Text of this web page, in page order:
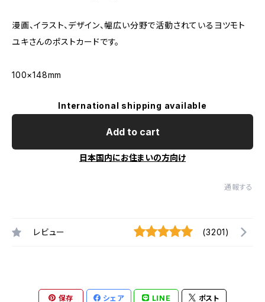
漫画、イラスト、デザイン、幅広い分野で活動されているヨツモト
ユキさんのポストカードです。
100×148mm
International shipping available
Add to cart
日本国内にお住まいの方向け
通報する
レビュー (3201)
保存 シェア LINE ポスト